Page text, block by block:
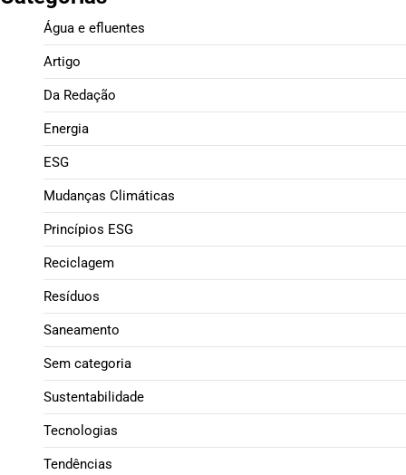
Água e efluentes
Artigo
Da Redação
Energia
ESG
Mudanças Climáticas
Princípios ESG
Reciclagem
Resíduos
Saneamento
Sem categoria
Sustentabilidade
Tecnologias
Tendências